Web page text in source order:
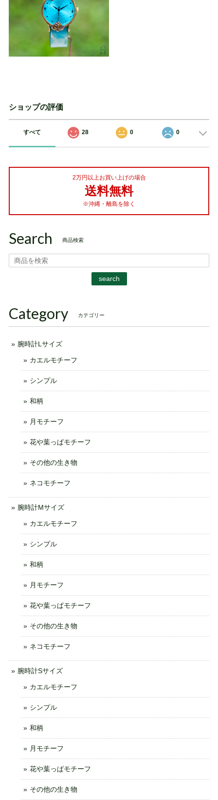
ショップの評価
すべて 28 0 0
2万円以上お買い上げの場合
送料無料
※沖縄・離島を除く
Search 商品検索
search
Category カテゴリー
腕時計Lサイズ
カエルモチーフ
シンプル
和柄
月モチーフ
花や葉っぱモチーフ
その他の生き物
ネコモチーフ
腕時計Mサイズ
カエルモチーフ
シンプル
和柄
月モチーフ
花や葉っぱモチーフ
その他の生き物
ネコモチーフ
腕時計Sサイズ
カエルモチーフ
シンプル
和柄
月モチーフ
花や葉っぱモチーフ
その他の生き物